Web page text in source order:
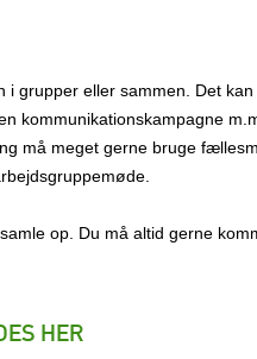
i grupper eller sammen. Det kan
kommunikationskampagne
må meget gerne bruge
op. Du må altid gerne
HER